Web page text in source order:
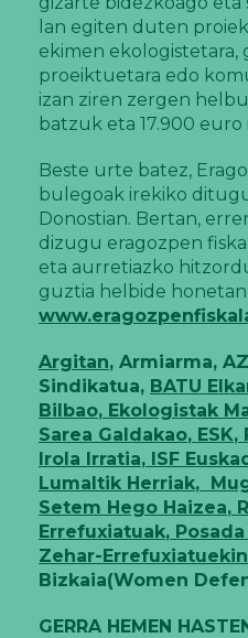
lan egiten duten
ekimen ekologistetara,
proeiktuetara edo
izan ziren zergen
batzuk eta 17.900
Beste urte batez,
bulegoak irekiko
Donostian. Bertan,
dizugu eragozpen
eta aurretiazko
guztia helbide
Argitan, Armiarma,
Sindikatua, BATU
Bilbao,Ekologistak
Sarea Galdakao,ESK,
Irola Irratia,ISF
Lumaltik Herriak,
Setem Hego Haizea,
Errefuxiatuak,Posada
Zehar-Errefuxiatuekin
Bizkaia(Women
GERRA HEMEN